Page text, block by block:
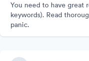
You need to have great
keywords). Read
panic.